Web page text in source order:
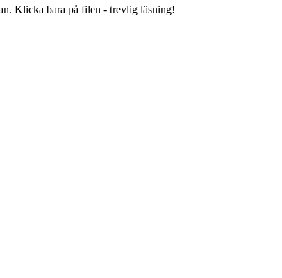
Klicka bara på filen - trevlig läsning!